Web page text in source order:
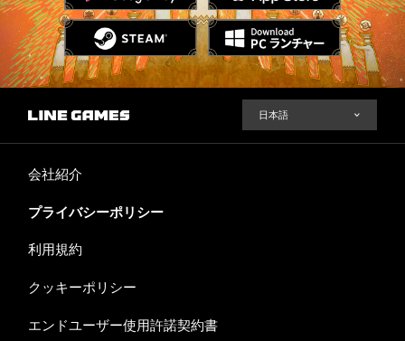
会社紹介
プライバシーポリシー
利用規約
クッキーポリシー
エンドユーザー使用許諾契約書